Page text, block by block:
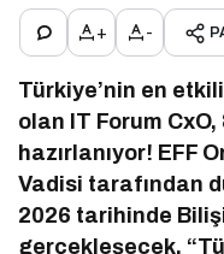
+ -
Türkiye’nin en
olan IT Forum CxO,
hazırlanıyor! EFF
Vadisi tarafından
2026 tarihinde
gerçekleşecek.